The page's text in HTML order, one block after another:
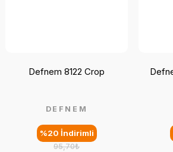
95,70₺
%20 İndirimli
DEFNEM
Defnem 8122 Crop